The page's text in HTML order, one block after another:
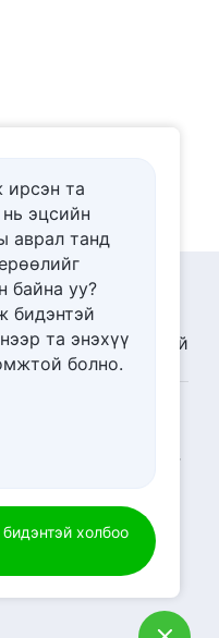
Бидний тухай
хаанчлалд орохыг
ирсэн та
эцсийн
аврал танд
байна уу?
бидэнтэй
та энэхүү
болно.
холбоо